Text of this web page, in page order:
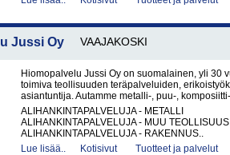
Jussi Oy VAAJAKOSKI
Hiomopalvelu Jussi Oy on suomalainen, yli 30
toimiva teollisuuden teräpalveluiden,
asiantuntija. Autamme metalli-, puu-,
ALIHANKINTAPALVELUJA - METALLI
ALIHANKINTAPALVELUJA - MUU TEOLLISUUS
ALIHANKINTAPALVELUJA - RAKENNUS..
Lue lisää..
Kotisivut Tuotteet ja palvelut